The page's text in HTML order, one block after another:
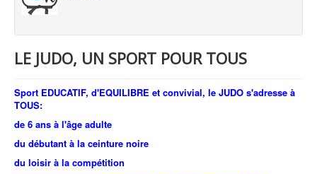
LE JUDO, UN SPORT POUR TOUS
Sport EDUCATIF, d'EQUILIBRE et convivial, le JUDO s'adresse à
TOUS:
de 6 ans à l'âge adulte
du débutant à la ceinture noire
du loisir à la compétition